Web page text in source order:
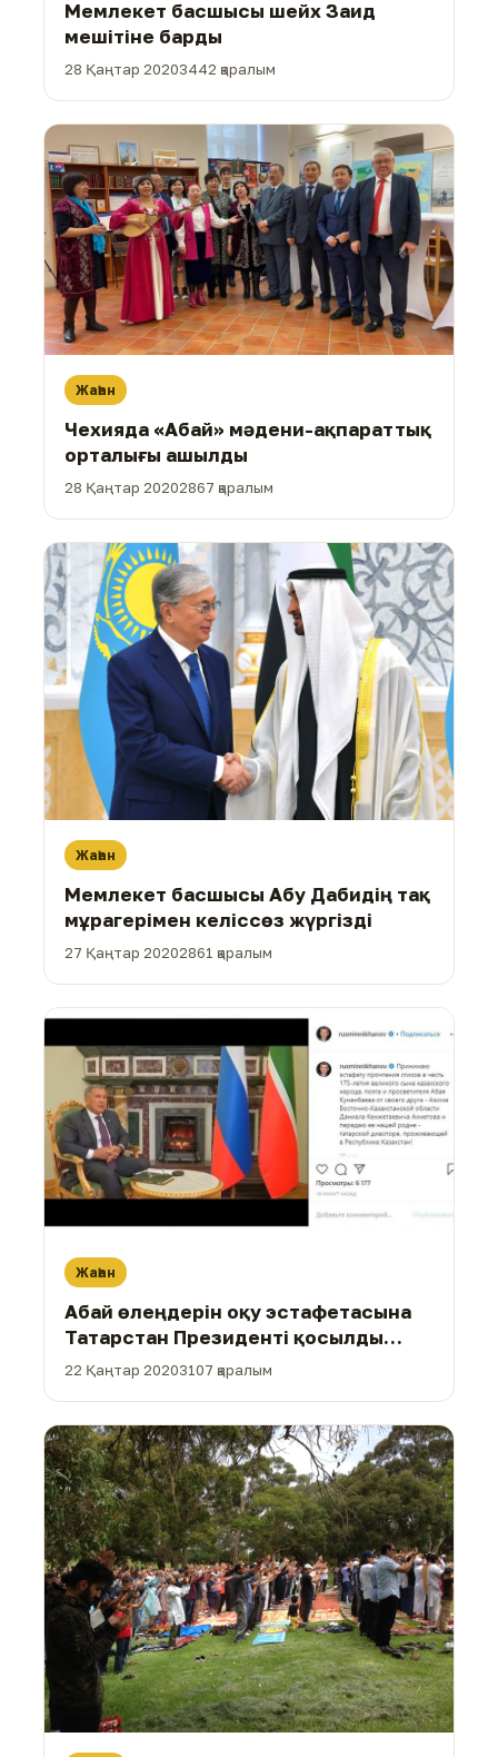
Мемлекет басшысы шейх Заид
мешітіне барды
28 Қаңтар 20203442 қаралым
Жаһан
Чехияда «Абай» мәдени-ақпараттық
орталығы ашылды
28 Қаңтар 20202867 қаралым
Жаһан
Мемлекет басшысы Абу Дабидің тақ
мұрагерімен келіссөз жүргізді
27 Қаңтар 20202861 қаралым
Жаһан
Абай өлеңдерін оқу эстафетасына
Татарстан Президенті қосылды
(ВИДЕО)
22 Қаңтар 20203107 қаралым